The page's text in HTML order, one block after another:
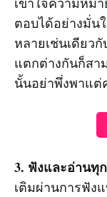
ตอบได้อย่างมั่น
หลายเช่นเดียว
แตกต่างกันก็สา
นั้นอย่าพึ่งพาแต่
3. ฟังและอ่านทุ
เติมผ่านการฟัง